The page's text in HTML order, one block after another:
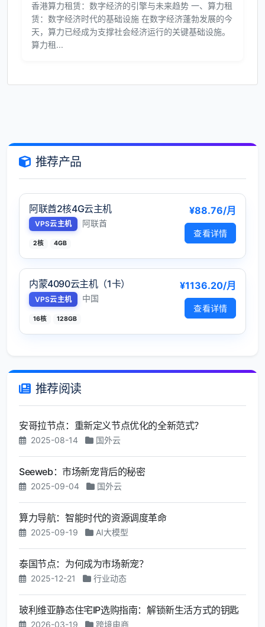
香港算力租赁：数字经济的引擎与未来趋势 一、算力租
赁：数字经济时代的基础设施 在数字经济蓬勃发展的今
天，算力已经成为支撑社会经济运行的关键基础设施。
算力租...
推荐产品
阿联酋2核4G云主机
VPS云主机 阿联酋
2核 4GB
¥88.76/月
查看详情
内蒙4090云主机（1卡）
VPS云主机 中国
16核 128GB
¥1136.20/月
查看详情
推荐阅读
安哥拉节点：重新定义节点优化的全新范式？
2025-08-14 国外云
Seeweb：市场新宠背后的秘密
2025-09-04 国外云
算力导航：智能时代的资源调度革命
2025-09-19 AI大模型
泰国节点：为何成为市场新宠？
2025-12-21 行业动态
玻利维亚静态住宅IP选购指南：解锁新生活方式的钥匙
2026-03-19 跨境电商